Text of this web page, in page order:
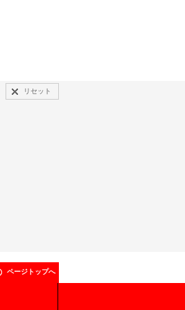
リセット
ページトップへ